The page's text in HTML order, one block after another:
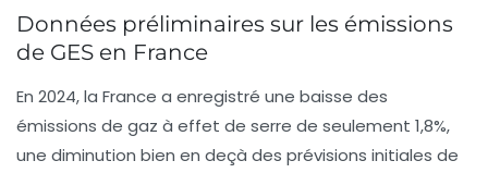
Données préliminaires sur les émissions
de GES en France
En 2024, la France a enregistré une baisse des
émissions de gaz à effet de serre de seulement 1,8%,
une diminution bien en deçà des prévisions initiales de